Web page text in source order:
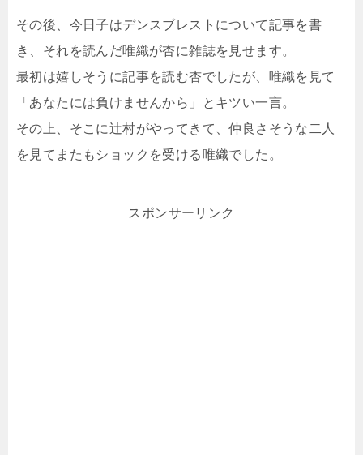
その後、今日子はデンスブレストについて記事を書
き、それを読んだ唯織が杏に雑誌を見せます。
最初は嬉しそうに記事を読む杏でしたが、唯織を見て
「あなたには負けませんから」とキツい一言。
その上、そこに辻村がやってきて、仲良さそうな二人
を見てまたもショックを受ける唯織でした。
スポンサーリンク